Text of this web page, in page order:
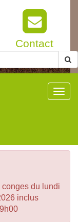
Contact
conges du lundi
inclus